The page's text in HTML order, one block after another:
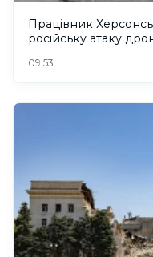
Працівник
російську атаку
09:53